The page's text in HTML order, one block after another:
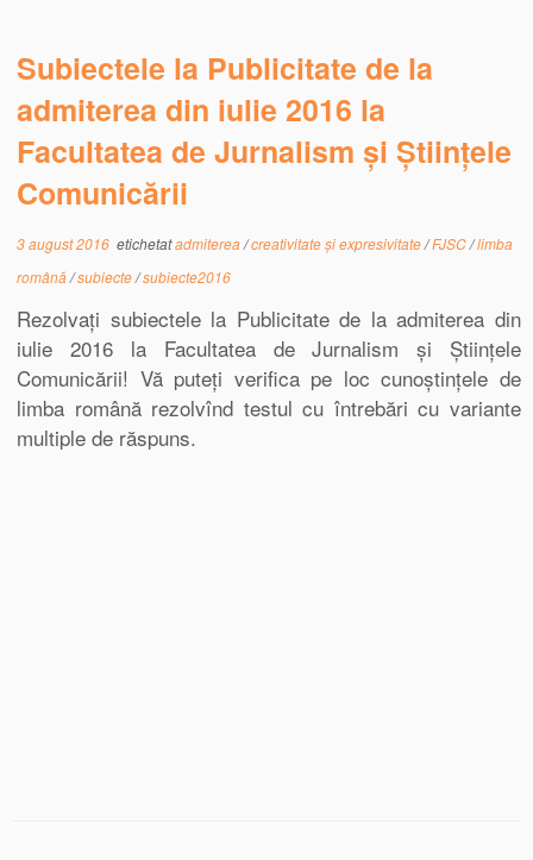
Subiectele la Publicitate de la
admiterea din iulie 2016 la
Facultatea de Jurnalism și Științele
Comunicării
3 august 2016 etichetatadmiterea/creativitate și expresivitate/FJSC/limba
română/subiecte/subiecte2016
Rezolvați subiectele la Publicitate de la admiterea din
iulie 2016 la Facultatea de Jurnalism și Științele
Comunicării! Vă puteți verifica pe loc cunoștințele de
limba română rezolvînd testul cu întrebări cu variante
multiple de răspuns.